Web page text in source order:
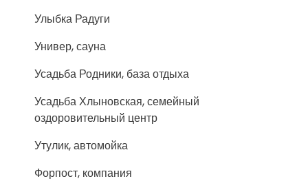
Улыбка Радуги
Универ, сауна
Усадьба Родники, база отдыха
Усадьба Хлыновская, семейный
оздоровительный центр
Утулик, автомойка
Форпост, компания